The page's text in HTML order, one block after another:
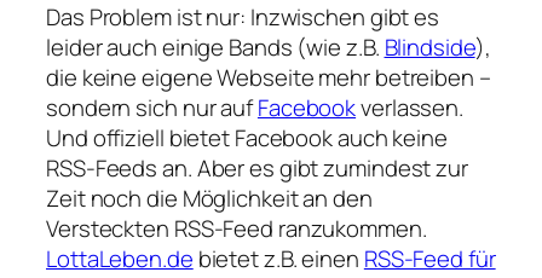
Das Problem ist nur: Inzwischen gibt es
leider auch einige Bands (wie z.B. Blindside),
die keine eigene Webseite mehr betreiben –
sondern sich nur aufFacebookverlassen.
Und offiziell bietet Facebook auch keine
RSS-Feeds an. Aber es gibt zumindest zur
Zeit noch die Möglichkeit an den
Versteckten RSS-Feed ranzukommen.
LottaLeben.de bietet z.B. einen RSS-Feed für